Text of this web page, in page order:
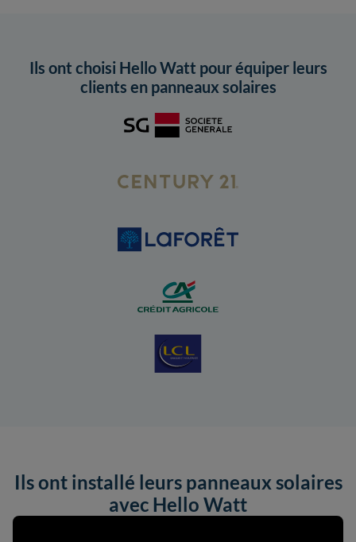
Ils ont choisi Hello Watt pour équiper leurs
clients en panneaux solaires
Ils ont installé leurs panneaux solaires
avec Hello Watt